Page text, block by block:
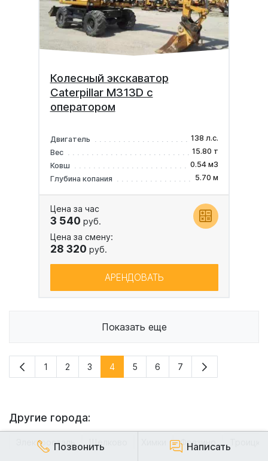
Колесный экскаватор
Caterpillar M313D с
оператором
Двигатель
138 л.с.
Вес
15.80 т
Ковш
0.54 м3
Глубина копания
5.70 м
Цена за час
3 540 руб.
Цена за смену:
28 320 руб.
АРЕНДОВАТЬ
Показать еще
1 2 3 4 5 6 7
Другие города:
Электросталь Фрязино
Позвонить Написать